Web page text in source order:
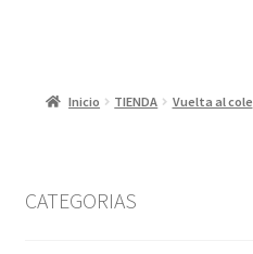
Inicio TIENDA Vuelta al cole
CATEGORIAS